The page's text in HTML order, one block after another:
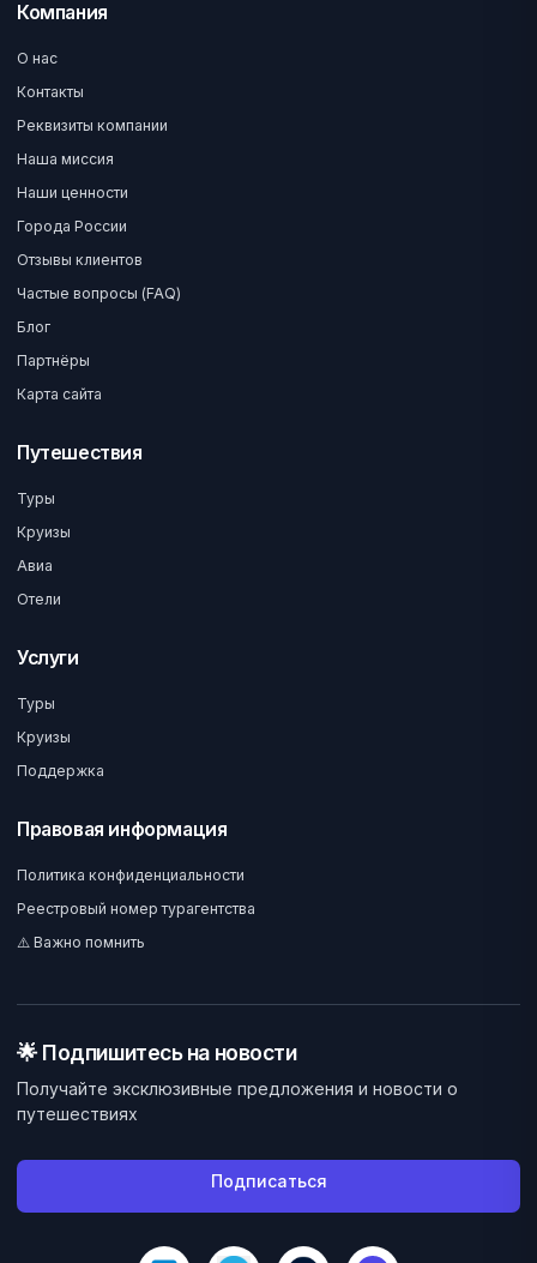
Компания
О нас
Контакты
Реквизиты компании
Наша миссия
Наши ценности
Города России
Отзывы клиентов
Частые вопросы (FAQ)
Блог
Партнёры
Карта сайта
Путешествия
Туры
Круизы
Авиа
Отели
Услуги
Туры
Круизы
Поддержка
Правовая информация
Политика конфиденциальности
Реестровый номер турагентства
⚠️ Важно помнить
🌟 Подпишитесь на новости
Получайте эксклюзивные предложения и новости о
путешествиях
Подписаться